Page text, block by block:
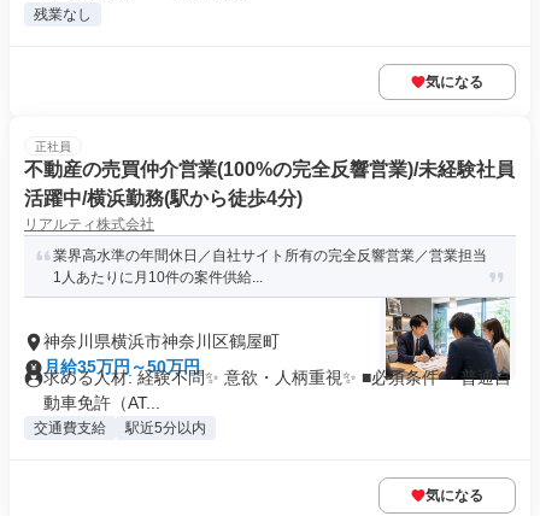
残業なし
気になる
正社員
不動産の売買仲介営業(100%の完全反響営業)/未経験社員
活躍中/横浜勤務(駅から徒歩4分)
リアルティ株式会社
業界高水準の年間休日／自社サイト所有の完全反響営業／営業担当
1人あたりに月10件の案件供給...
神奈川県横浜市神奈川区鶴屋町
月給35万円～50万円
求める人材: 経験不問✨ 意欲・人柄重視✨ ■必須条件 ・普通自
動車免許（AT...
交通費支給 駅近5分以内
気になる